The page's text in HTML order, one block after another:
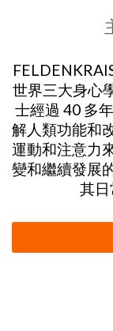
世界三大身心
士經過 40 多
解人類功能和
運動和注意力
變和繼續發展
其日